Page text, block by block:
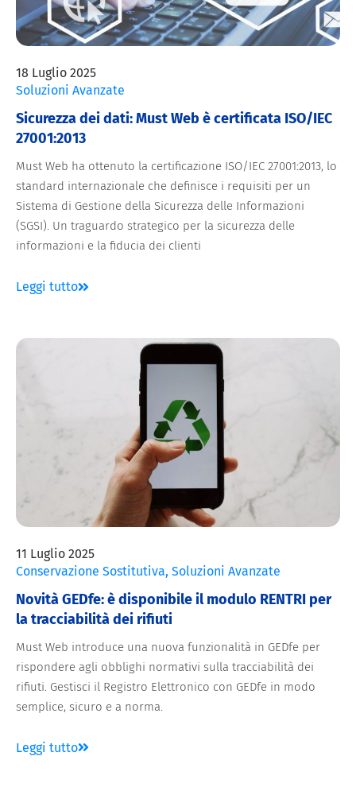
18 Luglio 2025
Soluzioni Avanzate
Sicurezza dei dati: Must Web è certificata ISO/IEC
27001:2013
Must Web ha ottenuto la certificazione ISO/IEC 27001:2013, lo
standard internazionale che definisce i requisiti per un
Sistema di Gestione della Sicurezza delle Informazioni
(SGSI). Un traguardo strategico per la sicurezza delle
informazioni e la fiducia dei clienti
Leggi tutto
11 Luglio 2025
Conservazione Sostitutiva, Soluzioni Avanzate
Novità GEDfe: è disponibile il modulo RENTRI per
la tracciabilità dei rifiuti
Must Web introduce una nuova funzionalità in GEDfe per
rispondere agli obblighi normativi sulla tracciabilità dei
rifiuti. Gestisci il Registro Elettronico con GEDfe in modo
semplice, sicuro e a norma.
Leggi tutto